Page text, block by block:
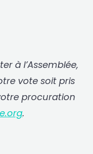
à l’Assemblée,
vote soit pris
procuration
.